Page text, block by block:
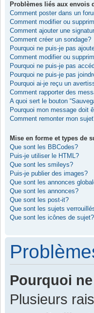
Problèmes liés aux envois
Comment poster dans un
Comment modifier ou
Comment ajouter une
Comment créer un sondage?
Pourquoi ne puis-je pas
Comment modifier ou
Pourquoi ne puis-je pas
Pourquoi ne puis-je pas
Pourquoi ai-je reçu un
Comment rapporter des
A quoi sert le bouton
Pourquoi mon message doit
Comment remonter mon
Mise en forme et types de
Que sont les BBCodes?
Puis-je utiliser le HTML?
Que sont les smileys?
Puis-je publier des images?
Que sont les annonces
Que sont les annonces?
Que sont les post-it?
Que sont les sujets
Que sont les icônes de sujet?
Pourquoi
Plusieurs